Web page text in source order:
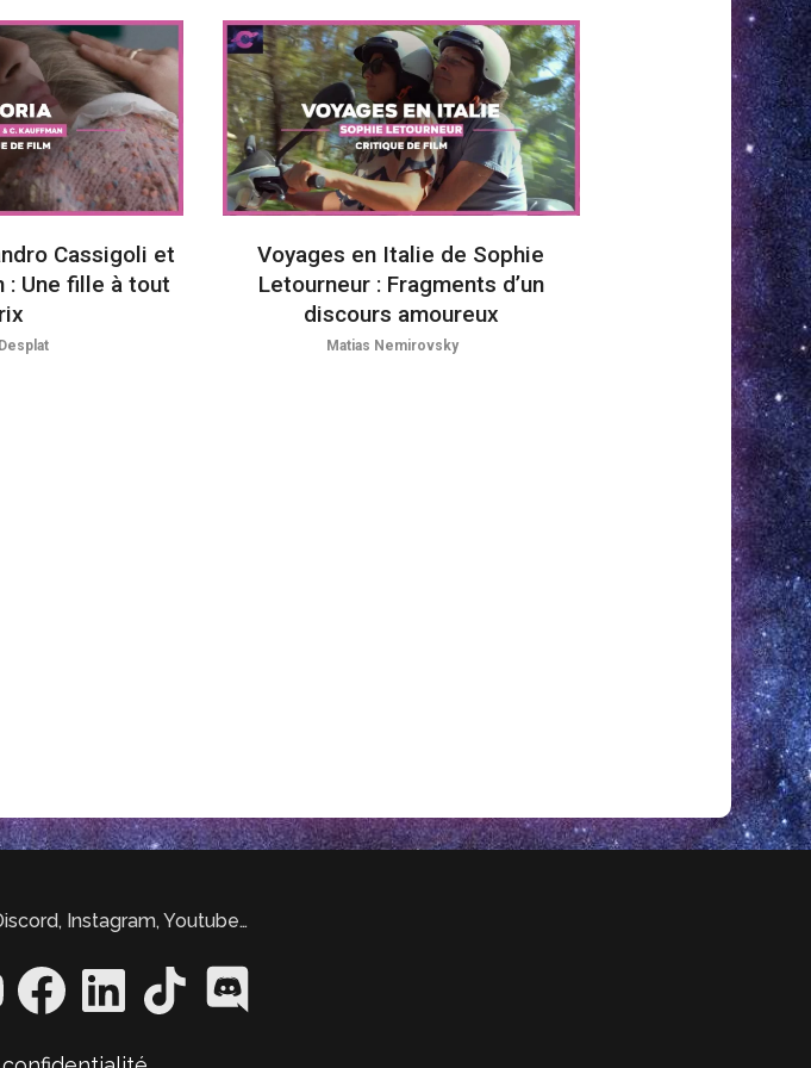
Cassigoli et
: Une fille à tout
Voyages en Italie de Sophie
Letourneur : Fragments d’un
discours amoureux
Matias Nemirovsky
Instagram, Youtube…
FacebookLinkedIn TikTok Discord